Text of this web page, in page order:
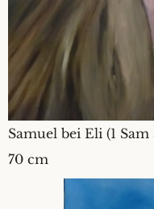
Samuel bei Eli (1
70 cm